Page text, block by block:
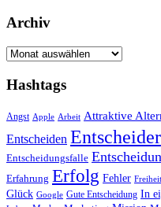
Archiv
Archiv
Hashtags
Angst Apple Arbeit Attraktive
Entscheiden Entscheider
Entscheidungsfalle
Erfahrung Erfolg Fehler Freiheit
Glück Google Gute Entscheidung In